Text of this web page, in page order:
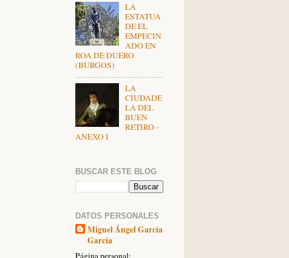
LA
ESTATUA
DE EL
EMPECIN
ADO EN
ROA DE DUERO
(BURGOS)
LA
CIUDADE
LA DEL
BUEN
RETIRO -
ANEXO I
BUSCAR ESTE BLOG
DATOS PERSONALES
Miguel Ángel García
García
Página personal: